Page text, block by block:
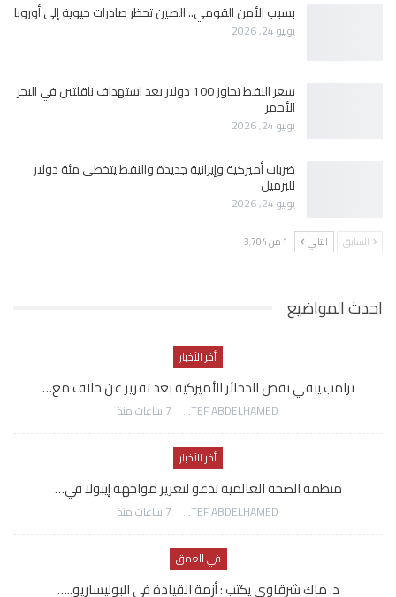
بسبب الأمن القومي.. الصين تحظر صادرات حيوية إلى أوروبا
يوليو 24, 2026
سعر النفط تجاوز 100 دولار بعد استهداف ناقلتين في البحر
الأحمر
يوليو 24, 2026
ضربات أميركية وإيرانية جديدة والنفط يتخطى مئة دولار
للبرميل
يوليو 24, 2026
السابق التالي 1 من 3٬704
احدث المواضيع
أخر الأخبار
ترامب ينفي نقص الذخائر الأميركية بعد تقرير عن خلاف مع…
AWATEF ABDELHAMED 7 ساعات منذ
أخر الأخبار
منظمة الصحة العالمية تدعو لتعزيز مواجهة إيبولا في…
AWATEF ABDELHAMED 7 ساعات منذ
في العمق
د. ماك شرقاوي يكتب : أزمة القيادة في البوليساريو..…